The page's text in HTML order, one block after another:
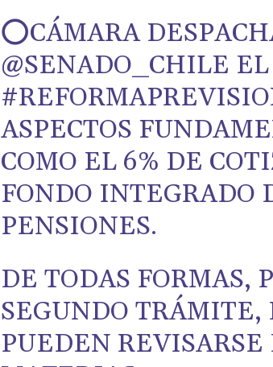
⭕️CÁMARA
@SENADO_CHILE
ASPECTOS
COMO EL 6% DE
FONDO INTEGRADO
PENSIONES.
DE TODAS FORMAS,
SEGUNDO TRÁMITE,
PUEDEN REVISARSE